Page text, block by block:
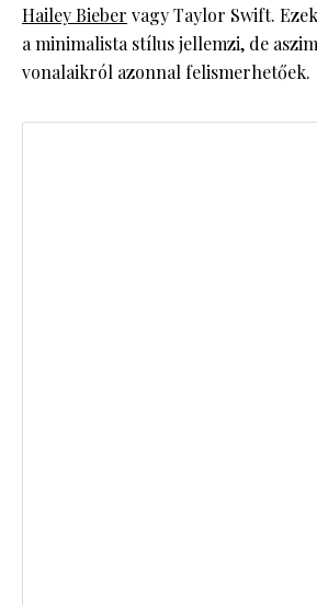
Hailey Bieber vagy Taylor Swift.
a minimalista stílus jellemzi, de
vonalaikról azonnal felismerhetőek.